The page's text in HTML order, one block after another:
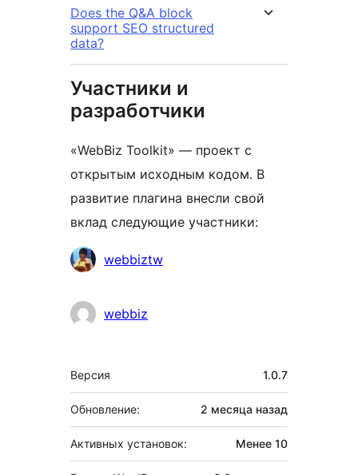
Does the Q&A block
support SEO structured
data?
Участники и
разработчики
«WebBiz Toolkit» — проект с
открытым исходным кодом. В
развитие плагина внесли свой
вклад следующие участники:
Участники
webbiztw
webbiz
Мета
Версия 1.0.7
Обновление: 2 месяца назад
Активных установок: Менее 10